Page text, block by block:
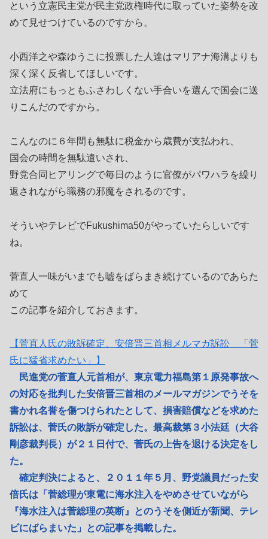
という立憲民主党が民主党政権時代に取っていた姿勢を改
めて見せつけているのですから。
小西洋之や森ゆうこに投票した人達はマリアナ海溝よりも
深く深く反省してほしいです。
立法府にもっともふさわしくない手合いを選んで国会に送
りこんだのですから。
こんなのに６年間も無駄に税金から歳費が支払われ、
国会の時間を無駄遣いされ、
野党合同ヒアリングで毎日のように官僚がパワハラを繰り
返されながら職務の邪魔をされるのです。
そういやテレビでFukushima50がやっていたらしいです
ね。
菅直人一味がいまでも嘘をばらまき続けているのであらた
めて
この記事を紹介しておきます。
【菅直人氏の敗訴確定、安倍晋三首相メルマガ訴訟 「菅
氏に猛省求めたい」】
民進党の菅直人元首相が、東京電力福島第１原発事故へ
の対応を批判した安倍晋三首相のメールマガジンでうそを
書かれ名誉を傷つけられたとして、損害賠償などを求めた
訴訟は、菅氏の敗訴が確定した。最高裁第３小法廷（大谷
剛彦裁判長）が２１日付で、菅氏の上告を退ける決定をし
た。
確定判決によると、２０１１年５月、野党議員だった安
倍氏は「菅総理が東電に海水注入をやめさせていながら
『海水注入は菅総理の英断』とのうそを側近が新聞、テレ
ビにばらまいた」との記事を掲載した。